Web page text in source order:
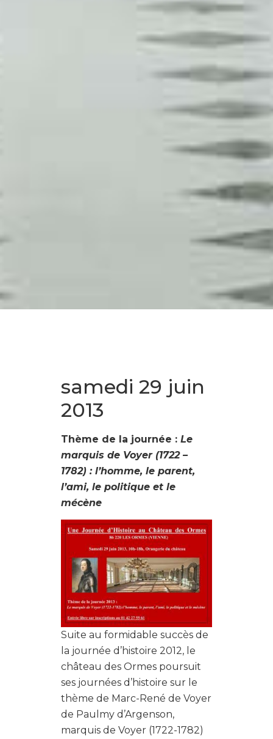
samedi 29 juin
2013
Thème de la journée : Le
marquis de Voyer (1722 –
1782) : l’homme, le parent,
l’ami, le politique et le
mécène
Suite au formidable succès de
la journée d’histoire 2012, le
château des Ormes poursuit
ses journées d’histoire sur le
thème de Marc-René de Voyer
de Paulmy d’Argenson,
marquis de Voyer (1722-1782)